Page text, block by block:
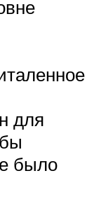
для
было